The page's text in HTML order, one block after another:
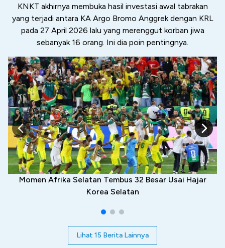
KNKT akhirnya membuka hasil investasi awal tabrakan
yang terjadi antara KA Argo Bromo Anggrek dengan KRL
pada 27 April 2026 lalu yang merenggut korban jiwa
sebanyak 16 orang. Ini dia poin pentingnya.
Momen Afrika Selatan Tembus 32 Besar Usai Hajar
Korea Selatan
Lihat 15 Berita Lainnya